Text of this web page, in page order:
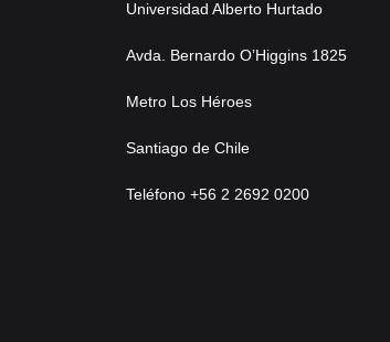
Universidad Alberto Hurtado
Avda. Bernardo O’Higgins 1825
Metro Los Héroes
Santiago de Chile
Teléfono +56 2 2692 0200